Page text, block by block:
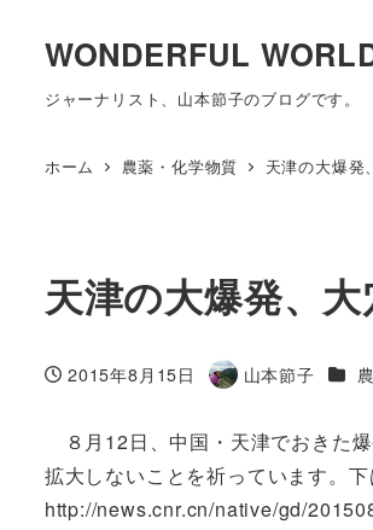
WONDERFUL
ジャーナリスト、山本節子のブログです。
ホーム 農薬・化学物質 天津の大爆発
天津の大爆発、
投稿日
2015年8月15日
著
山本節子 カテ
８月12日、中国・天津でおきた
拡大しないことを祈っています。
http://news.cnr.cn/native/gd/